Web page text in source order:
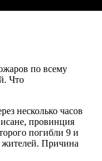
несколько часов
провинция
погибли 9 и
Причина